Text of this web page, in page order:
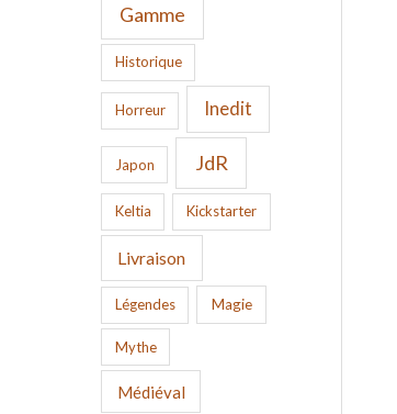
Gamme
Historique
Horreur Inedit
Japon JdR
Keltia Kickstarter
Livraison
Légendes Magie
Mythe
Médiéval